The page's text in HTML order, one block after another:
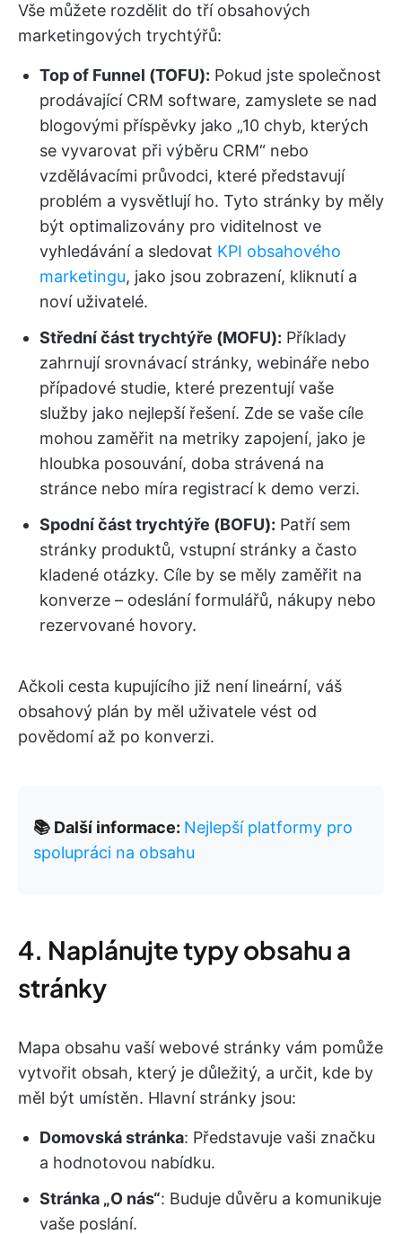
Vše můžete rozdělit do tří obsahových
marketingových trychtýřů:
Top of Funnel (TOFU): Pokud jste společnost
prodávající CRM software, zamyslete se nad
blogovými příspěvky jako „10 chyb, kterých
se vyvarovat při výběru CRM“ nebo
vzdělávacími průvodci, které představují
problém a vysvětlují ho. Tyto stránky by měly
být optimalizovány pro viditelnost ve
vyhledávání a sledovat KPI obsahového
marketingu, jako jsou zobrazení, kliknutí a
noví uživatelé.
Střední část trychtýře (MOFU): Příklady
zahrnují srovnávací stránky, webináře nebo
případové studie, které prezentují vaše
služby jako nejlepší řešení. Zde se vaše cíle
mohou zaměřit na metriky zapojení, jako je
hloubka posouvání, doba strávená na
stránce nebo míra registrací k demo verzi.
Spodní část trychtýře (BOFU): Patří sem
stránky produktů, vstupní stránky a často
kladené otázky. Cíle by se měly zaměřit na
konverze – odeslání formulářů, nákupy nebo
rezervované hovory.
Ačkoli cesta kupujícího již není lineární, váš
obsahový plán by měl uživatele vést od
povědomí až po konverzi.
📚 Další informace: Nejlepší platformy pro
spolupráci na obsahu
4. Naplánujte typy obsahu a
stránky
Mapa obsahu vaší webové stránky vám pomůže
vytvořit obsah, který je důležitý, a určit, kde by
měl být umístěn. Hlavní stránky jsou:
Domovská stránka: Představuje vaši značku
a hodnotovou nabídku.
Stránka „O nás“: Buduje důvěru a komunikuje
vaše poslání.